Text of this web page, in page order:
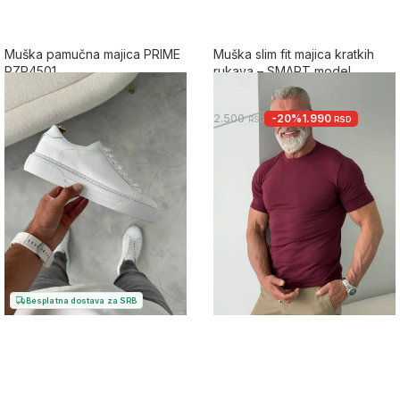
Muška pamučna majica PRIME
PZR4501
5.0
2.500RSD
+17
Muška slim fit majica kratkih
rukava – SMART model
2.500RSD -20%1.990 RSD
Besplatna dostava za SRB